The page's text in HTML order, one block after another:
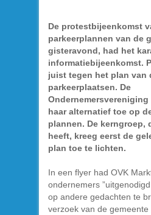
De protestbijeenkomst
parkeerplannen van de
gisteravond, had het
informatiebijeenkomst.
juist tegen het plan van
parkeerplaatsen. De
haar alternatief toe op
plannen. De kerngroep,
heeft, kreeg eerst de
plan toe te lichten.
In een flyer had OVK
ondernemers
op andere gedachten te
verzoek van de